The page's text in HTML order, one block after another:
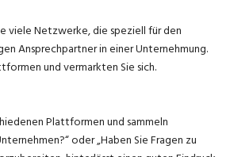
viele Netzwerke, die speziell für den
Ansprechpartner in einer Unternehmung.
und vermarkten Sie sich.
Plattformen und sammeln
oder „Haben Sie Fragen zu